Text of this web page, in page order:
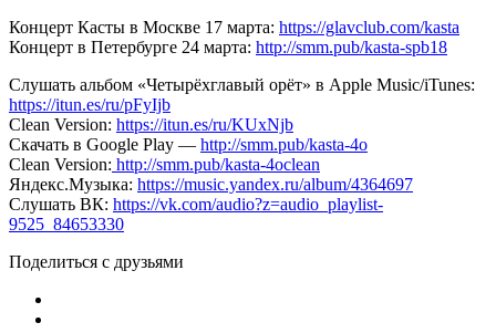
Концерт Касты в Москве 17 марта: https://glavclub.com/kasta
Концерт в Петербурге 24 марта: http://smm.pub/kasta-spb18
Слушать альбом «Четырёхглавый орёт» в Apple Music/iTunes:
https://itun.es/ru/pFyIjb
Clean Version: https://itun.es/ru/KUxNjb
Скачать в Google Play — http://smm.pub/kasta-4o
Clean Version: http://smm.pub/kasta-4oclean
Яндекс.Музыка: https://music.yandex.ru/album/4364697
Слушать ВК: https://vk.com/audio?z=audio_playlist-
9525_84653330
Поделиться с друзьями